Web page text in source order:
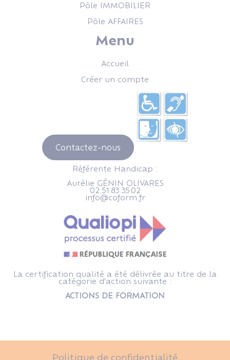
Pôle IMMOBILIER
Pôle AFFAIRES
Menu
Accueil
Créer un compte
Contactez-nous
Référente Handicap :
Aurélie GÉNIN OLIVARES
02.51.83.35.02
info@coform.fr
La certification qualité a été délivrée au titre de la
catégorie d'action suivante :
ACTIONS DE FORMATION
Politique de confidentialité